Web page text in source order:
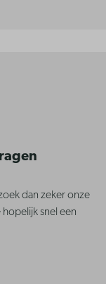
dan zeker onze
hopelijk snel een